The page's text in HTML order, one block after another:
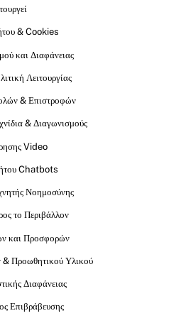
& Cookies
και Διαφάνειας
Λειτουργίας
& Επιστροφών
& Διαγωνισμούς
Video
Chatbots
Νοημοσύνης
το Περιβάλλον
και Προσφορών
Προωθητικού Υλικού
Διαφάνειας
Επιβράβευσης